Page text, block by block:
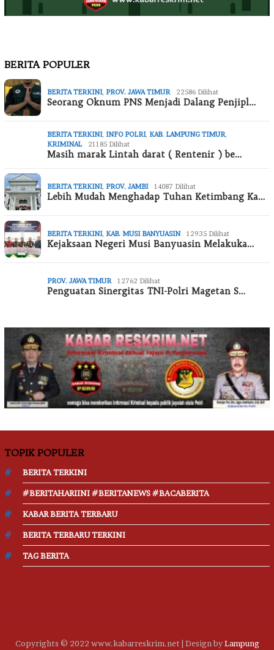
BERITA POPULER
BERITA TERKINI, PROV. JAWA TIMUR 22586 Dilihat
Seorang Oknum PNS Menjadi Dalang Penjipl…
BERITA TERKINI, INFO POLRI, KAB. LAMPUNG TIMUR,
KRIMINAL
21185 Dilihat
Masih marak Lintah darat ( Rentenir ) be…
BERITA TERKINI, PROV. JAMBI 14087 Dilihat
Lebih Mudah Menghadap Tuhan Ketimbang Ka…
BERITA TERKINI, KAB. MUSI BANYUASIN 12935 Dilihat
Kejaksaan Negeri Musi Banyuasin Melakuka…
PROV. JAWA TIMUR 12762 Dilihat
Penguatan Sinergitas TNI-Polri Magetan S…
TOPIK POPULER
BERITA TERKINI
#BERITAHARIINI #BERITANEWS #BACABERITA
KABAR BERITA TERBARU
BERITA TERBARU TERKINI
TAG BERITA
Copyrights © 2022 www.kabarreskrim.net | Design byLampung